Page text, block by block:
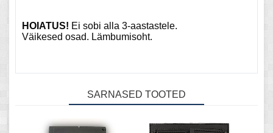
HOIATUS! Ei sobi alla 3-aastastele.
Väikesed osad. Lämbumisoht.
SARNASED TOOTED